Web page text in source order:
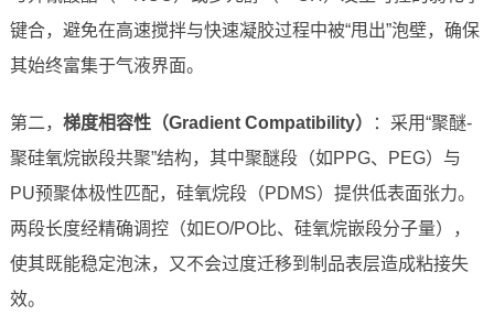
键合，避免在高速搅拌与快速凝胶过程中被“甩出”泡壁，确保
其始终富集于气液界面。
第二， 梯度相容性（Gradient Compatibility）
：采用“聚醚-
聚硅氧烷嵌段共聚”结构，其中聚醚段（如PPG、PEG）与
PU预聚体极性匹配，硅氧烷段（PDMS）提供低表面张力。
两段长度经精确调控（如EO/PO比、硅氧烷嵌段分子量），
使其既能稳定泡沫，又不会过度迁移到制品表层造成粘接失
效。